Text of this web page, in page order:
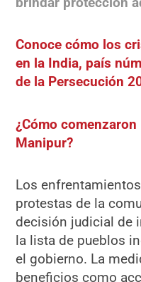
Conoce cómo los
en la India, país
de la Persecución
¿Cómo
Manipur?
Los
protestas de la
decisión judicial de
la lista de pueblos
el gobierno. La
beneficios como